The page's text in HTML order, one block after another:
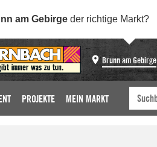
am Gebirge der richtige Markt?
Brunn am Gebirge
PROJEKTE MEIN MARKT